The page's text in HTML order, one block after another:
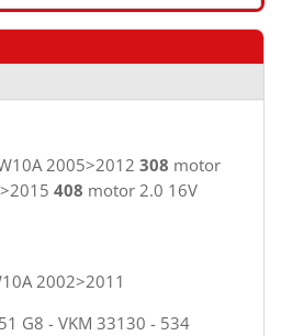
2005>2012 308 motor
408 motor 2.0 16V
2002>2011
G8 - VKM 33130 - 534